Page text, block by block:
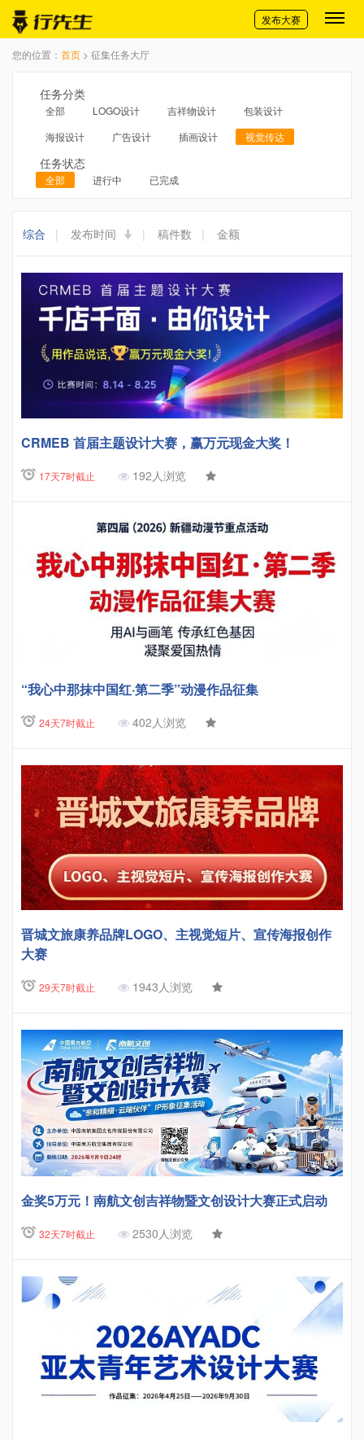
切换导航
发布大赛
您的位置： 首页 > 征集任务大厅
任务分类
全部 LOGO设计 吉祥物设计
包装设计
海报设计
广告设计 插画设计 视觉传达
任务状态
全部 进行中 已完成
综合 | 发布时间 | 稿件数 | 金额
CRMEB 首届主题设计大赛，赢万元现金大奖！
17天7时截止 192人浏览
“我心中那抹中国红·第二季”动漫作品征集
24天7时截止 402人浏览
晋城文旅康养品牌LOGO、主视觉短片、宣传海报创作
大赛
29天7时截止 1943人浏览
金奖5万元！南航文创吉祥物暨文创设计大赛正式启动
32天7时截止 2530人浏览